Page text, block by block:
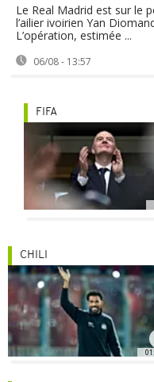
Le Real Madrid est sur le
l’ailier ivoirien Yan
L’opération, estimée ...
06/08 - 13:57
FIFA
CHILI